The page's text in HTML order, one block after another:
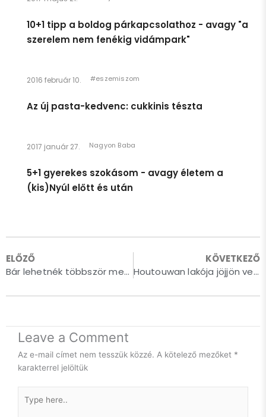
Egészen pár héttel ezelőttig úgy éreztem, hogy én egy
gyerek vagyok. Azt hiszem, ennek megfelelően viselkedtem,
Persze így is van: anyám lánya vagyok, ami rendkívüli
Ugyanakkor, idén 40 éves leszek. És innentől kezdve így is
fogok viselkedni. Cserébe elvárom, hogy úgy is kezeljenek.
Felnőtt nőként. Szuverén gondolkodásmódú, független,
humanoidként.
10+1 tipp a boldog párkapcsolathoz - avagy "a
szerelem nem fenékig vidámpark"
2016 február 10. #eszemiszom
Az új pasta-kedvenc: cukkinis tészta
2017 január 27. Nagyon Baba
5+1 gyerekes szokásom - avagy életem a
(kis)Nyúl előtt és után
ELŐZŐ
Bár lehetnék többször menyasszony! – Szokatlan esküvői fotós helyszínek
KÖVETKEZŐ
Houtouwan lakója jöjjön veled szembe sötétedéskor! – avagy Elhagyatottak, I. rész
Leave a Comment
Az e-mail címet nem tesszük közzé. A kötelező mezőket *
karakterrel jelöltük
here..